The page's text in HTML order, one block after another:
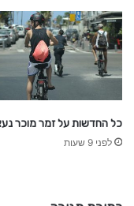
כל החדשות על זמר מוכר
לפני 9 שעות